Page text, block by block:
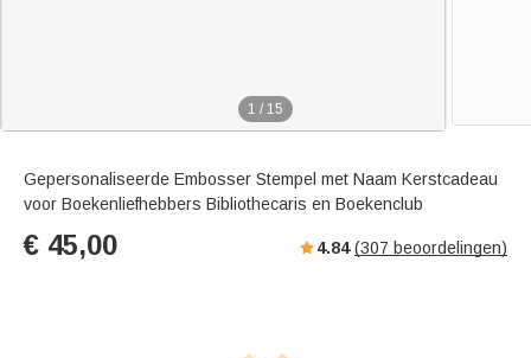
1 / 15
Gepersonaliseerde Embosser Stempel met Naam Kerstcadeau
voor Boekenliefhebbers Bibliothecaris en Boekenclub
€ 45,00 4.84 (307 beoordelingen)